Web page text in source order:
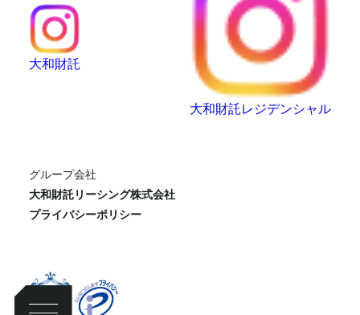
大和財託
大和財託レジデンシャル
グループ会社
大和財託リーシング株式会社
プライバシーポリシー